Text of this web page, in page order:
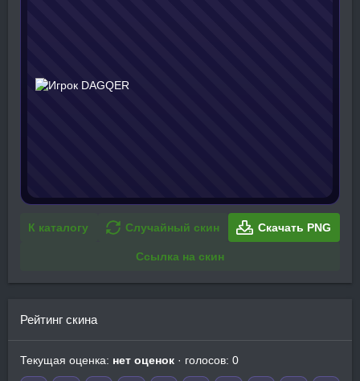
К каталогу Случайный скин Скачать PNG
Ссылка на скин
Рейтинг скина
Текущая оценка: нет оценок · голосов: 0